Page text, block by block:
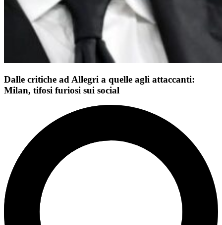
Dalle critiche ad Allegri a quelle agli attaccanti:
Milan, tifosi furiosi sui social